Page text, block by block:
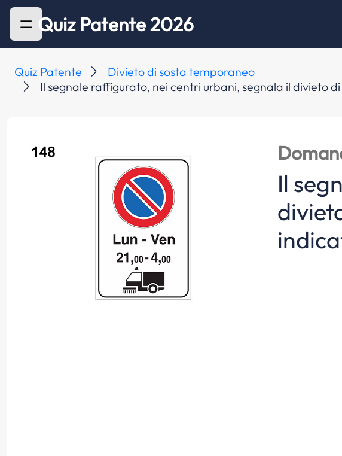
Quiz Patente 2026
Quiz Patente
Divieto di sosta temporaneo
Il segnale raffigurato, nei centri urbani, segnala il divieto
Il